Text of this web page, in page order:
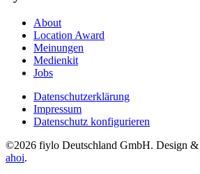
About
Location Award
Meinungen
Medienkit
Jobs
Datenschutzerklärung
Impressum
Datenschutz konfigurieren
©2026 fiylo Deutschland GmbH. Design
ahoi.